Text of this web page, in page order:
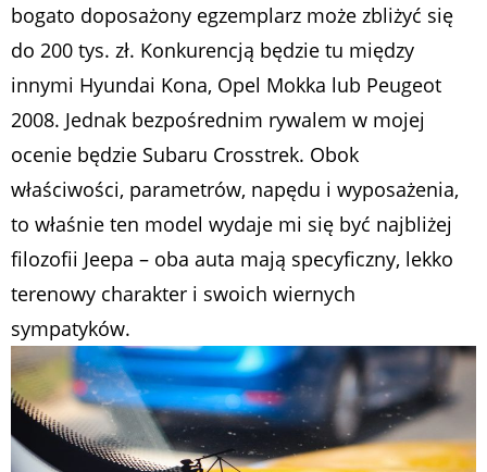
bogato doposażony egzemplarz może zbliżyć się
do 200 tys. zł. Konkurencją będzie tu między
innymi Hyundai Kona, Opel Mokka lub Peugeot
2008. Jednak bezpośrednim rywalem w mojej
ocenie będzie Subaru Crosstrek. Obok
właściwości, parametrów, napędu i wyposażenia,
to właśnie ten model wydaje mi się być najbliżej
filozofii Jeepa – oba auta mają specyficzny, lekko
terenowy charakter i swoich wiernych
sympatyków.